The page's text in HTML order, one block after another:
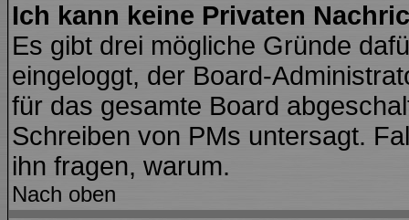
Ich kann keine Privaten
Es gibt drei mögliche Gründe
eingeloggt, der Board-
für das gesamte Board
Schreiben von PMs untersagt.
ihn fragen, warum.
Nach oben